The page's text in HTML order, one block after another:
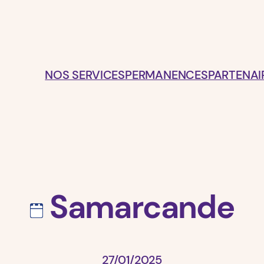
NOS SERVICESPERMANENCES
Samarcande
27/01/2025